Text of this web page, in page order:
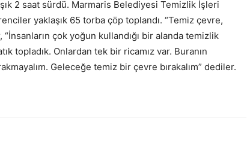
2 saat sürdü. Marmaris Belediyesi Temizlik İşleri
yaklaşık 65 torba çöp toplandı. “Temiz çevre,
çok yoğun kullandığı bir alanda temizlik
topladık. Onlardan tek bir ricamız var. Buranın
Geleceğe temiz bir çevre bırakalım” dediler.